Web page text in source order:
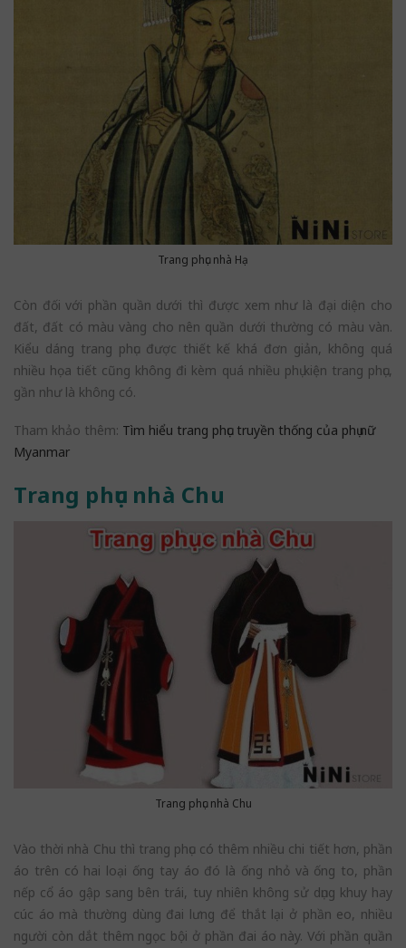
Trang phục nhà Hạ
Còn đối với phần quần dưới thì được xem như là đại diện cho
đất, đất có màu vàng cho nên quần dưới thường có màu vàn.
Kiểu dáng trang phục được thiết kế khá đơn giản, không quá
nhiều họa tiết cũng không đi kèm quá nhiều phụ kiện trang phục,
gần như là không có.
Tham khảo thêm: Tìm hiểu trang phục truyền thống của phụ nữ
Myanmar
Trang phục nhà Chu
Trang phục nhà Chu
Vào thời nhà Chu thì trang phục có thêm nhiều chi tiết hơn, phần
áo trên có hai loại ống tay áo đó là ống nhỏ và ống to, phần
nếp cổ áo gập sang bên trái, tuy nhiên không sử dụng khuy hay
cúc áo mà thường dùng đai lưng để thắt lại ở phần eo, nhiều
người còn dắt thêm ngọc bội ở phần đai áo này. Với phần quần